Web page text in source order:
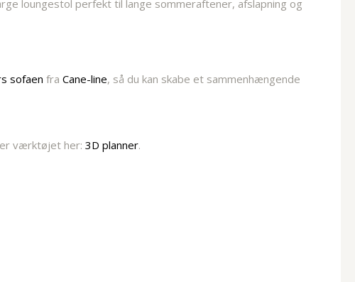
loungestol perfekt til lange sommeraftener, afslapning og
sofaen fra Cane-line, så du kan skabe et sammenhængende
værktøjet her: 3D planner.